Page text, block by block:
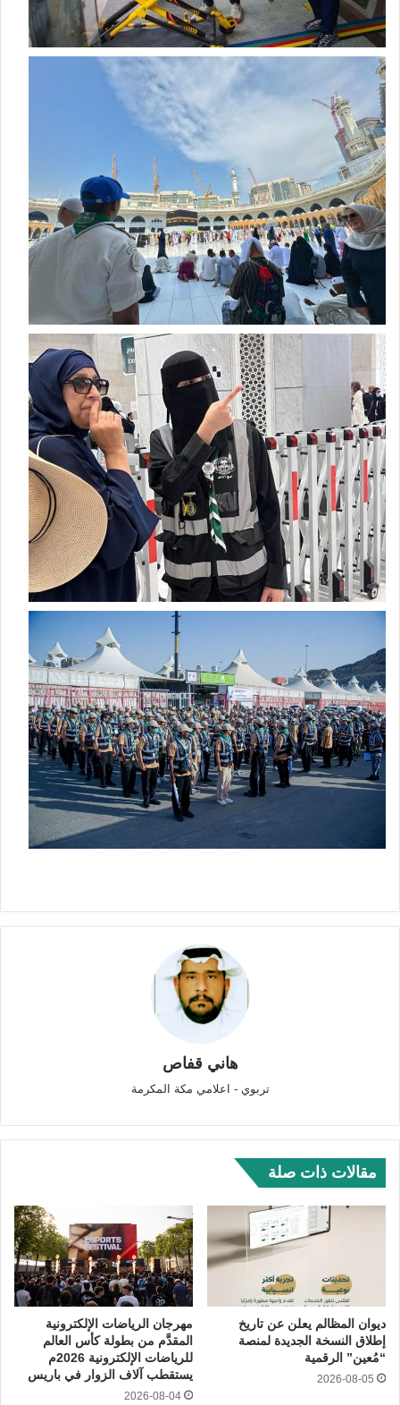
هاني قفاص
تربوي - اعلامي مكة المكرمة
مقالات ذات صلة
ديوان المظالم يعلن عن تاريخ
إطلاق النسخة الجديدة لمنصة
“مُعين” الرقمية
2026-08-05
مهرجان الرياضات الإلكترونية
المقدَّم من بطولة كأس العالم
للرياضات الإلكترونية 2026م
يستقطب آلاف الزوار في باريس
2026-08-04